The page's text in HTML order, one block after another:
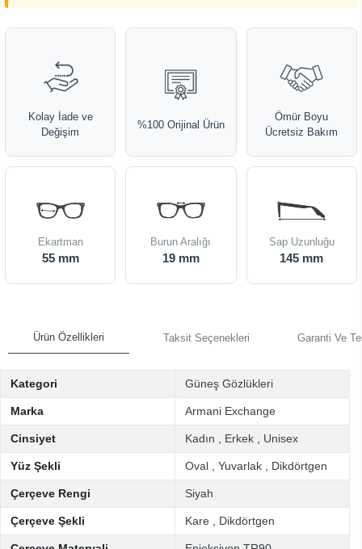
Kolay İade ve
Değişim
%100 Orijinal Ürün
Ömür Boyu
Ücretsiz Bakım
Ekartman
55 mm
Burun Aralığı
19 mm
Sap Uzunluğu
145 mm
Ürün Özellikleri Taksit Seçenekleri Garanti Ve
Kategori Güneş Gözlükleri
Marka Armani Exchange
Cinsiyet Kadın Erkek Unisex
Yüz Şekli Oval Yuvarlak Dikdörtgen
Çerçeve Rengi Siyah
Çerçeve Şekli Kare Dikdörtgen